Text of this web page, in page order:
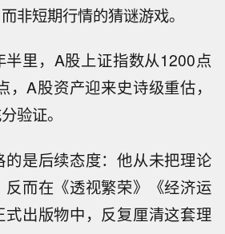
非短期行情的猜谜游戏。
里，A股上证指数从1200点
，A股资产迎来史诗级重估，
验证。
是后续态度：他从未把理论
而在《透视繁荣》《经济运
出版物中，反复厘清这套理